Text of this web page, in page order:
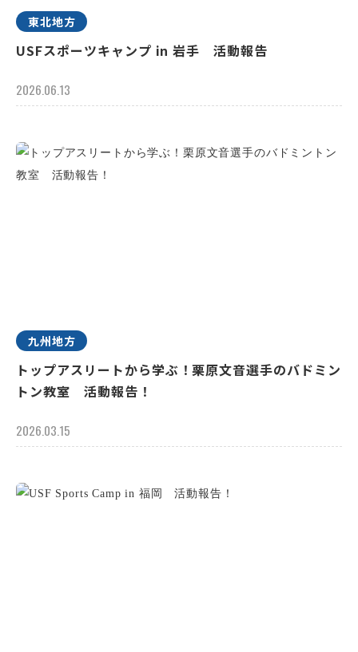
東北地方
USFスポーツキャンプ in 岩手 活動報告
2026.06.13
九州地方
トップアスリートから学ぶ！栗原文音選手のバドミン
トン教室 活動報告！
2026.03.15